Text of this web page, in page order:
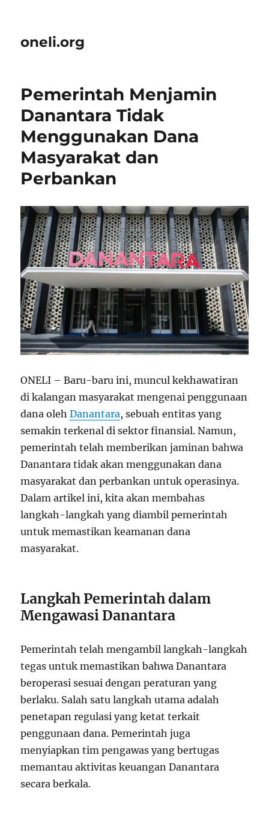
oneli.org
Pemerintah Menjamin
Danantara Tidak
Menggunakan Dana
Masyarakat dan
Perbankan
ONELI – Baru-baru ini, muncul kekhawatiran
di kalangan masyarakat mengenai penggunaan
dana olehDanantara, sebuah entitas yang
semakin terkenal di sektor finansial. Namun,
pemerintah telah memberikan jaminan bahwa
Danantara tidak akan menggunakan dana
masyarakat dan perbankan untuk operasinya.
Dalam artikel ini, kita akan membahas
langkah-langkah yang diambil pemerintah
untuk memastikan keamanan dana
masyarakat.
Langkah Pemerintah dalam
Mengawasi Danantara
Pemerintah telah mengambil langkah-langkah
tegas untuk memastikan bahwa Danantara
beroperasi sesuai dengan peraturan yang
berlaku. Salah satu langkah utama adalah
penetapan regulasi yang ketat terkait
penggunaan dana. Pemerintah juga
menyiapkan tim pengawas yang bertugas
memantau aktivitas keuangan Danantara
secara berkala.